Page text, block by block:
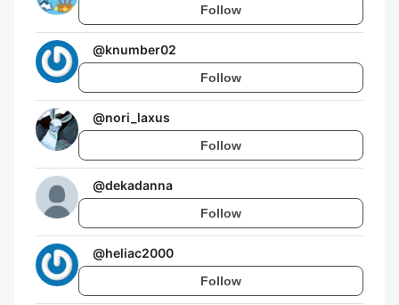
Follow
@knumber02
Follow
@nori_laxus
Follow
@dekadanna
Follow
@heliac2000
Follow